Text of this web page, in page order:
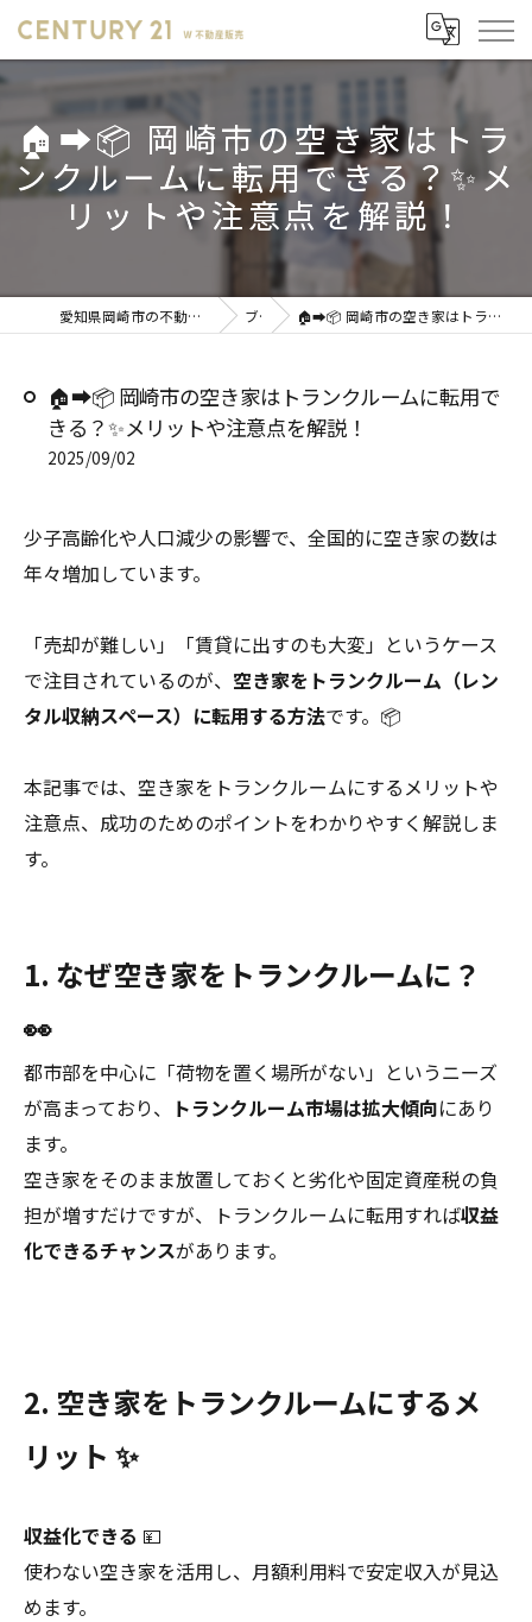
🏠➡️📦 岡崎市の空き家はトラ
ンクルームに転用できる？✨メ
リットや注意点を解説！
愛知県岡崎市の不動産売却ならセンチュリー21 W不動産販売 ブログ 🏠➡️📦 岡崎市の空き家はトランクルームに転用できる？✨メリットや注意点を解説！
🏠➡️📦 岡崎市の空き家はトランクルームに転用で
きる？✨メリットや注意点を解説！
2025/09/02
少子高齢化や人口減少の影響で、全国的に空き家の数は
年々増加しています。
「売却が難しい」「賃貸に出すのも大変」というケース
で注目されているのが、 空き家をトランクルーム（レン
タル収納スペース）に転用する方法です。📦
本記事では、空き家をトランクルームにするメリットや
注意点、成功のためのポイントをわかりやすく解説しま
す。
1. なぜ空き家をトランクルームに？
👀
都市部を中心に「荷物を置く場所がない」というニーズ
が高まっており、 トランクルーム市場は拡大傾向にあり
ます。
空き家をそのまま放置しておくと劣化や固定資産税の負
担が増すだけですが、トランクルームに転用すれば収益
化できるチャンスがあります。
2. 空き家をトランクルームにするメ
リット ✨
収益化できる 💴
使わない空き家を活用し、月額利用料で安定収入が見込
めます。